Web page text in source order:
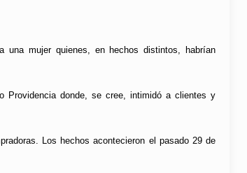
mujer quienes, en hechos distintos, habrían
Providencia donde, se cree, intimidó a clientes y
Los hechos acontecieron el pasado 29 de